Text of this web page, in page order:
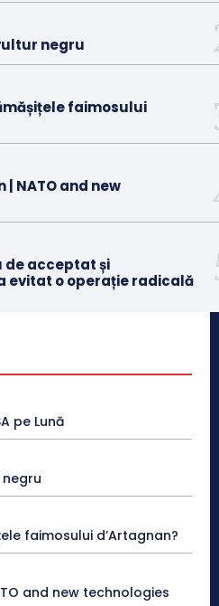
negru
faimosului
NATO and new
de acceptat și
evitat o operație radicală
pe Lună
faimosului d’Artagnan?
and new technologies